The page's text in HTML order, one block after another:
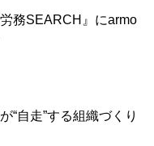
務SEARCH』にarmo
“自走”する組織づくり